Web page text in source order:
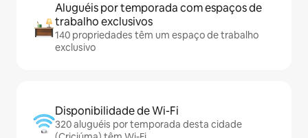
Aluguéis por temporada com espaços de
trabalho exclusivos
140 propriedades têm um espaço de trabalho
exclusivo
Disponibilidade de Wi-Fi
320 aluguéis por temporada desta cidade